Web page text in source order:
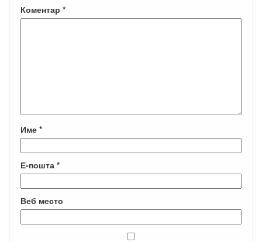
Коментар *
Име *
Е-пошта *
Веб место